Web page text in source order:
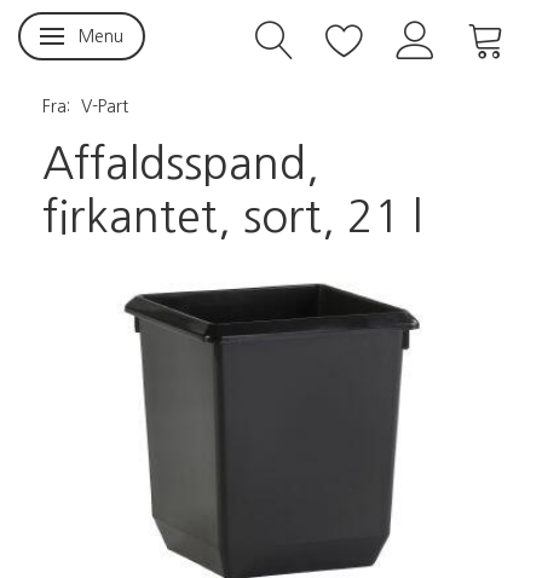
Skifte navigation
Menu
Fra: V-Part
Affaldsspand,
firkantet, sort, 21 l